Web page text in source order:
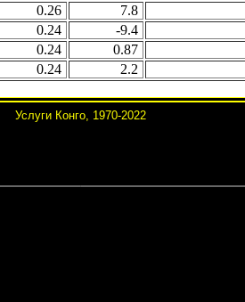
0.26 7.8
0.24 -9.4
0.24 0.87
0.24 2.2